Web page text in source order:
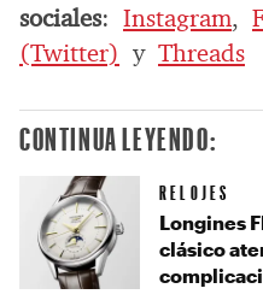
sociales: Instagram,
(Twitter) y Threads
CONTINUA LEYENDO:
RELOJES
Longines
clásico